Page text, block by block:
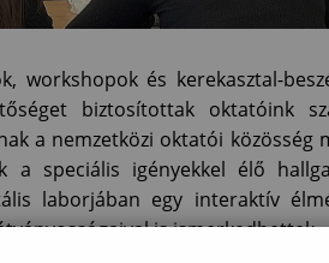
és kerekasztal-
biztosítottak oktatóink
a nemzetközi oktatói közösség
a speciális igényekkel élő
laborjában egy interaktív
is ismerkedhettek.